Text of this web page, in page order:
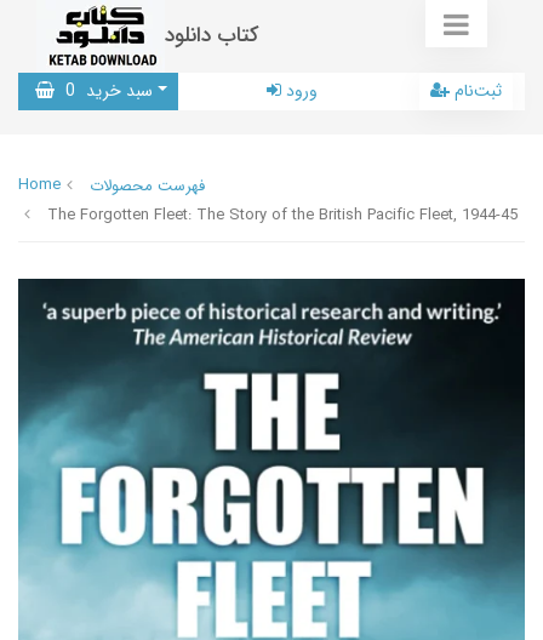
کتاب دانلود
سبد خرید 0 ورود ثبت‌نام
Home
فهرست محصولات
The Forgotten Fleet: The Story of the British Pacific Fleet, 1944-45